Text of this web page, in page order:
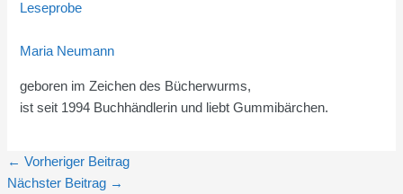
Leseprobe
Maria Neumann
geboren im Zeichen des Bücherwurms,
ist seit 1994 Buchhändlerin und liebt Gummibärchen.
← Vorheriger Beitrag
Nächster Beitrag →